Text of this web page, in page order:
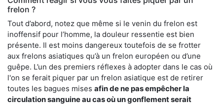
frelon ?
Tout d’abord, notez que même si le venin du frelon est
inoffensif pour l’homme, la douleur ressentie est bien
présente. Il est moins dangereux toutefois de se frotter
aux frelons asiatiques qu’à un frelon européen ou d’une
guêpe. L’un des premiers réflexes à adopter dans le cas où
l'on se ferait piquer par un frelon asiatique est de retirer
toutes les bagues mises afin de ne pas empêcher la
circulation sanguine au cas où un gonflement serait